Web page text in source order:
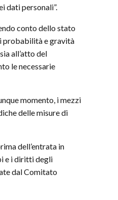
dati personali”.
conto dello stato
probabilità e gravità
all’atto del
le necessarie
momento, i mezzi
delle misure di
dell’entrata in
e i diritti degli
dal Comitato